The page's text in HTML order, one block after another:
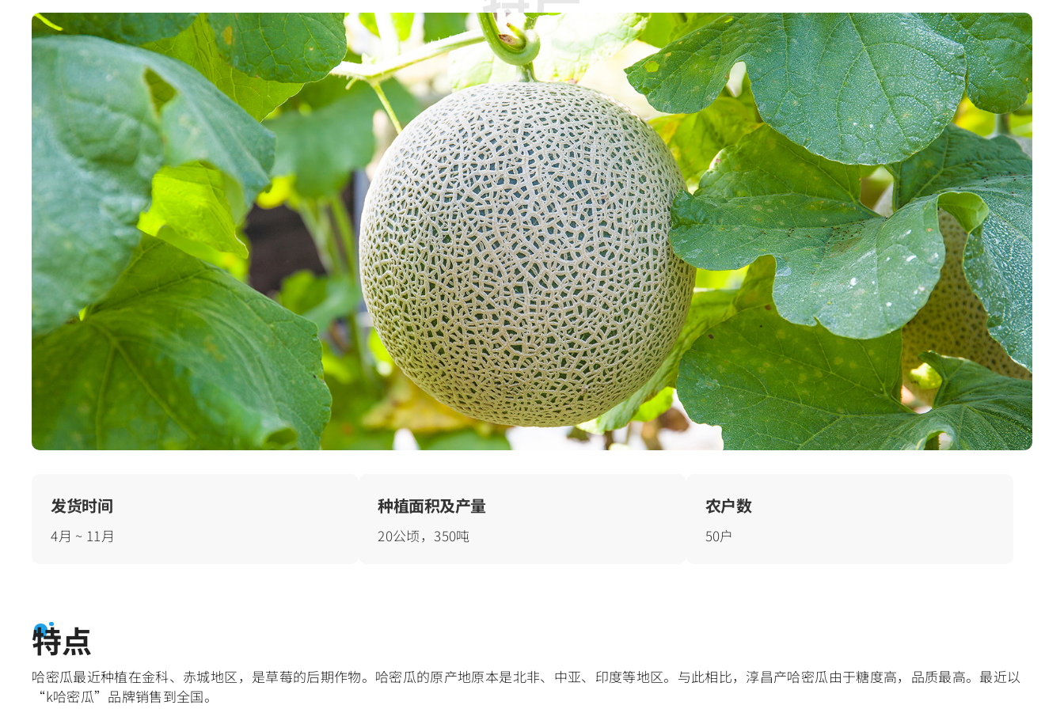
发货时间
4月 ~ 11月
种植面积及产量
20公顷，350吨
农户数
50户
特点
哈密瓜最近种植在金科、赤城地区，是草莓的后期作物。哈密瓜的原产地原本是北非、中亚、印度等地区。与此相比，淳昌产哈密瓜由于糖度高，品质最高。最近以
“k哈密瓜”品牌销售到全国。